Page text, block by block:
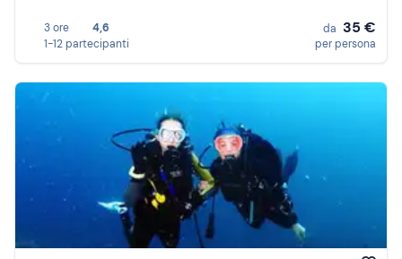
3 ore
4,6
1-12 partecipanti
da 35 €
per persona